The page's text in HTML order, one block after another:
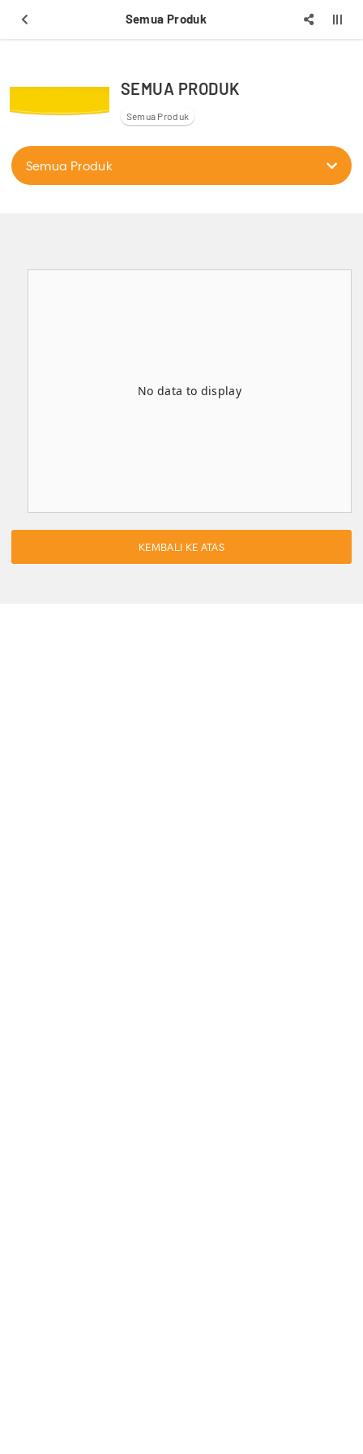
Semua Produk
SEMUA PRODUK
Semua Produk
Semua Produk
No data to display
KEMBALI KE ATAS